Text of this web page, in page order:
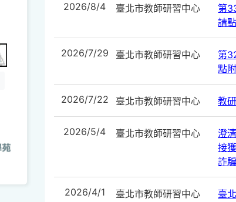
2026/8/4 臺北市教師研習中心
第
請
2026/7/29 臺北市教師研習中心
第
點
2026/7/22 臺北市教師研習中心 教
2026/5/4 臺北市教師研習中心
澄
接
詐
2026/4/1 臺北市教師研習中心 臺